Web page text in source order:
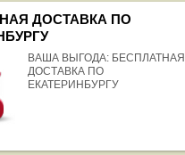
ДОСТАВКА ПО
ВАША ВЫГОДА: БЕСПЛАТНАЯ
ДОСТАВКА ПО
ЕКАТЕРИНБУРГУ